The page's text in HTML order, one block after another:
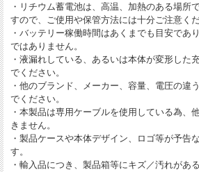
・リチウム蓄電池は、高温、加熱のある場所
すので、ご使用や保管方法には十分ご注意くだ
・バッテリー稼働時間はあくまでも目安であ
ではありません。
・液漏れしている、あるいは本体が変形した
でください。
・他のブランド、メーカー、容量、電圧の違
でください。
・本製品は専用ケーブルを使用している為、
きません。
・製品ケースや本体デザイン、ロゴ等が予告
す。
・輸入品につき、製品箱等にキズ／汚れがあ